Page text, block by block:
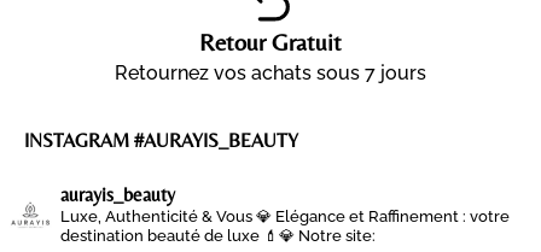
Retour Gratuit
Retournez vos achats sous 7 jours
INSTAGRAM #AURAYIS_BEAUTY
aurayis_beauty
Luxe, Authenticité & Vous 💎 Elégance et Raffinement : votre
destination beauté de luxe 💄💎 Notre site: